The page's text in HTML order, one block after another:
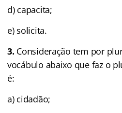
d) capacita;
e) solicita.
3. Consideração tem por
vocábulo abaixo que faz o
é:
a) cidadão;